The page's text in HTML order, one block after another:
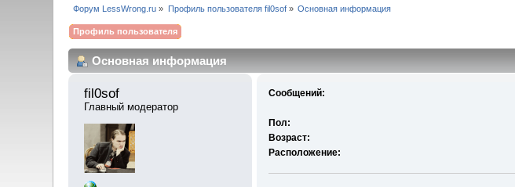
Форум LessWrong.ru » Профиль пользователя fil0sof» Основная информация
Профиль пользователя
Основная информация
fil0sof
Главный модератор
Сообщений:
Пол:
Возраст:
Расположение: